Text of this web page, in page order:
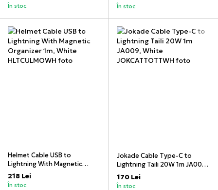
În stoc În stoc
Helmet Cable USB to
Lightning With Magnetic
Organizer 1m, White
218 Lei
În stoc
Jokade Cable Type-C to
Lightning Taili 20W 1m JA009,
White
170 Lei
În stoc